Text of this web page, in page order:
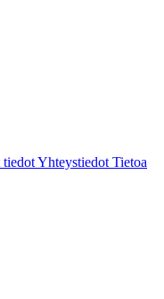
tiedotYhteystiedot Tietoa